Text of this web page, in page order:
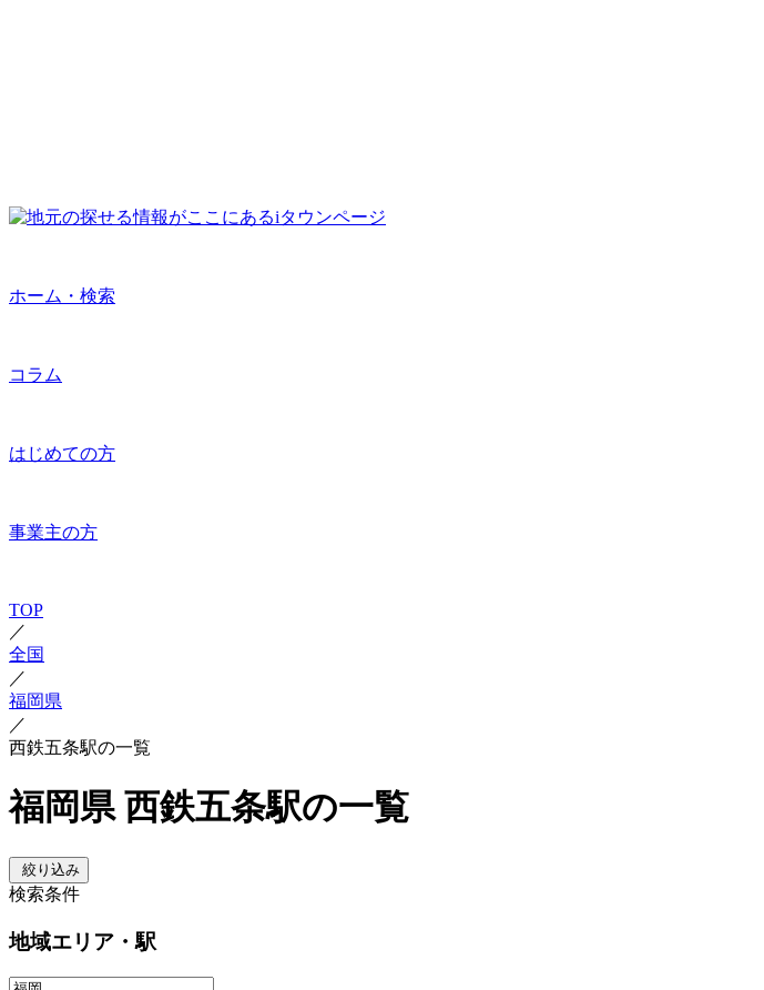
ホーム・検索
コラム
はじめての方
事業主の方
TOP
／
全国
／
福岡県
／
西鉄五条駅の一覧
福岡県 西鉄五条駅の一覧
絞り込み
検索条件
地域エリア・駅